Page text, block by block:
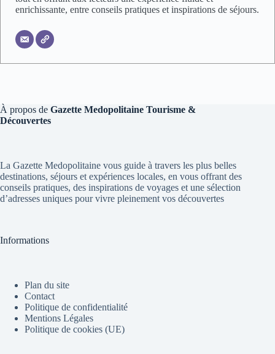
enrichissante, entre conseils pratiques et inspirations de séjours.
À propos de Gazette Medopolitaine Tourisme &
Découvertes
La Gazette Medopolitaine vous guide à travers les plus belles
destinations, séjours et expériences locales, en vous offrant des
conseils pratiques, des inspirations de voyages et une sélection
d’adresses uniques pour vivre pleinement vos découvertes
Informations
Plan du site
Contact
Politique de confidentialité
Mentions Légales
Politique de cookies (UE)